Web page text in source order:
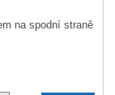
na spodní straně